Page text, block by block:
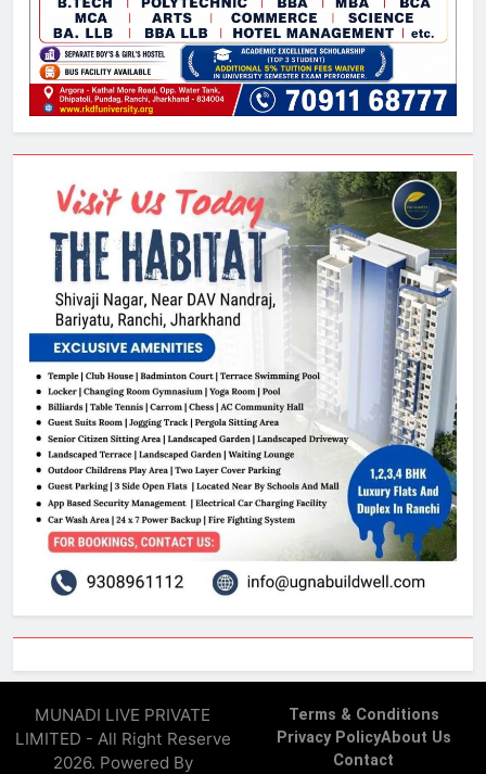
MUNADI LIVE PRIVATE
LIMITED - All Right Reserve
2026. Powered By
Terms & Conditions
Privacy PolicyAbout Us
Contact